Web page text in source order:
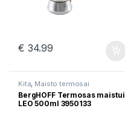
€ 34.99
Kita Maisto termosai
BergHOFF Termosas maistui
LEO 500ml 3950133